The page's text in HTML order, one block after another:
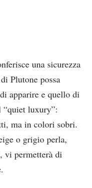
una sicurezza
Plutone possa
apparire e quello di
“quiet luxury”:
ma in colori sobri.
o grigio perla,
vi permetterà di